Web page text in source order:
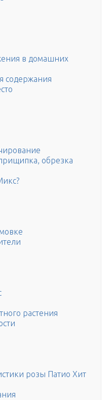
в домашних
содержания
обрезка
растения
розы Патио Хит